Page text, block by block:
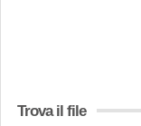
Trova il file